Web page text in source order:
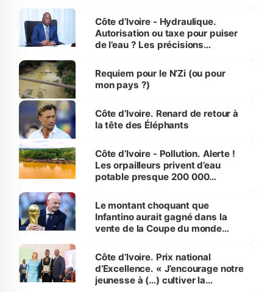
Côte d’Ivoire - Hydraulique.
Autorisation ou taxe pour puiser
de l’eau ? Les précisions
Requiem pour le N’Zi (ou pour
mon pays ?)
Côte d’Ivoire. Renard de retour à
la tête des Éléphants
Côte d’Ivoire - Pollution. Alerte !
Les orpailleurs privent d’eau
potable presque 200 000
Le montant choquant que
Infantino aurait gagné dans la
vente de la Coupe du monde
Côte d’Ivoire. Prix national
d’Excellence. « J’encourage notre
jeunesse à (…) cultiver la